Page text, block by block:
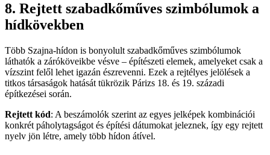
8. Rejtett szabadkőműves szimbólumok a
hídkövekben
Több Szajna-hídon is bonyolult szabadkőműves szimbólumok
láthatók a záróköveikbe vésve – építészeti elemek, amelyeket csak a
vízszint felől lehet igazán észrevenni. Ezek a rejtélyes jelölések a
titkos társaságok hatását tükrözik Párizs 18. és 19. századi
építkezései során.
Rejtett kód: A beszámolók szerint az egyes jelképek kombinációi
konkrét páholytagságot és építési dátumokat jeleznek, így egy rejtett
nyelv jön létre, amely több hídon átível.